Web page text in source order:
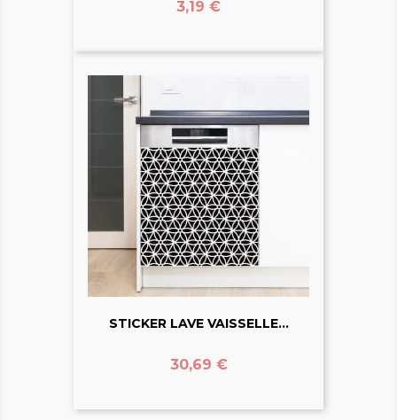
Prix
3,19 €
STICKER LAVE VAISSELLE...
Prix
30,69 €